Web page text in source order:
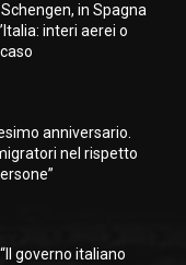
in Spagna
interi aerei o
anniversario.
nel rispetto
governo italiano